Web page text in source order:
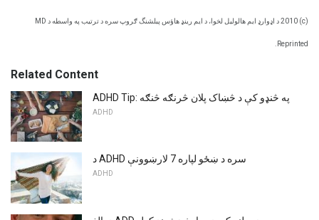
(c) 2010 د اډوارډ ایم هالولیل لخوا، د ایم رینډ هاؤس پبلشنگ ګروپ سره د ترتیب په واسطه د MD
Reprinted.
Related Content
ADHD Tip: په څنډو کې د څښاک پلان څرنګه څنګه
ADHD
د ADHD سره د ښځو لپاره 7 لارښوونې
ADHD